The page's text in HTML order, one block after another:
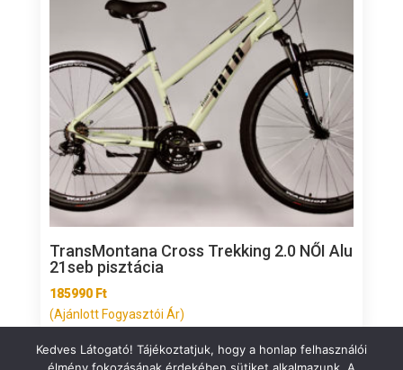
TransMontana Cross Trekking 2.0 NŐI Alu
21seb pisztácia
185990 Ft
(Ajánlott Fogyasztói Ár)
Kedves Látogató! Tájékoztatjuk, hogy a honlap felhasználói